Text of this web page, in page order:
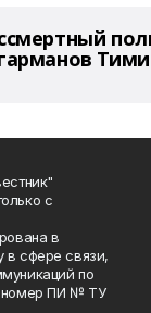
с
в
в сфере связи,
по
номер ПИ № ТУ